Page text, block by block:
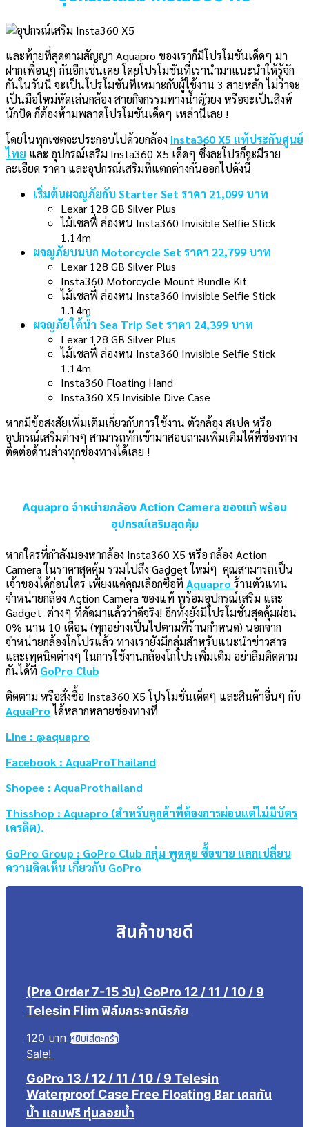
และท้ายที่สุดตามสัญญา Aquapro ของเราก็มีโปรโมชันเด็ดๆ มา
ฝากเพื่อนๆ กันอีกเช่นเคย โดยโปรโมชันที่เรานำมาแนะนำให้รู้จัก
กันในวันนี้ จะเป็นโปรโมชันที่เหมาะกับผู้ใช้งาน 3 สายหลัก ไม่ว่าจะ
เป็นมือใหม่หัดเล่นกล้อง สายกิจกรรมทางน้ำตัวยง หรือจะเป็นสิงห์
นักบิด ก็ต้องห้ามพลาดโปรโมชันเด็ดๆ เหล่านี้เลย !
โดยในทุกเซตจะประกอบไปด้วยกล้อง Insta360 X5 แท้ประกันศูนย์
ไทย และ อุปกรณ์เสริม Insta360 X5 เด็ดๆ ซึ่งละโปรก็จะมีราย
ละเอียด ราคา และอุปกรณ์เสริมที่แตกต่างกันออกไปดังนี้
เริ่มต้นผจญภัยกับ Starter Set ราคา 21,099 บาท
Lexar 128 GB Silver Plus
ไม้เซลฟี่ ล่องหน Insta360 Invisible Selfie Stick
1.14m
ผจญภัยบนบก Motorcycle Set ราคา 22,799 บาท
Lexar 128 GB Silver Plus
Insta360 Motorcycle Mount Bundle Kit
ไม้เซลฟี่ ล่องหน Insta360 Invisible Selfie Stick
1.14m
ผจญภัยใต้น้ำ Sea Trip Set ราคา 24,399 บาท
Lexar 128 GB Silver Plus
ไม้เซลฟี่ ล่องหน Insta360 Invisible Selfie Stick
1.14m
Insta360 Floating Hand
Insta360 X5 Invisible Dive Case
หากมีข้อสงสัยเพิ่มเติมเกี่ยวกับการใช้งาน ตัวกล้อง สเปค หรือ
อุปกรณ์เสริมต่างๆ สามารถทักเข้ามาสอบถามเพิ่มเติมได้ที่ช่องทาง
ติดต่อด้านล่างทุกช่องทางได้เลย !
Aquapro จำหน่ายกล้อง Action Camera ของแท้ พร้อม
อุปกรณ์เสริมสุดคุ้ม
หากใครที่กำลังมองหากล้อง Insta360 X5 หรือ กล้อง Action
Camera ในราคาสุดคุ้ม รวมไปถึง Gadget ใหม่ๆ คุณสามารถเป็น
เจ้าของได้ก่อนใคร เพียงแค่คุณเลือกซื้อที่ Aquapro ร้านตัวแทน
จำหน่ายกล้อง Action Camera ของแท้ พร้อมอุปกรณ์เสริม และ
Gadget ต่างๆ ที่คัดมาแล้วว่าดีจริง! อีกทั้งยังมีโปรโมชั่นสุดคุ้มผ่อน
0% นาน 10 เดือน (ทุกอย่างเป็นไปตามที่ร้านกำหนด) นอกจาก
จำหน่ายกล้องโกโปรแล้ว ทางเรายังมีกลุ่มสำหรับแนะนำข่าวสาร
และเทคนิคต่างๆ ในการใช้งานกล้องโกโปรเพิ่มเติม อย่าลืมติดตาม
กันได้ที่ GoPro Club
ติดตาม หรือสั่งซื้อ Insta360 X5 โปรโมชั่นเด็ดๆ และสินค้าอื่นๆ กับ
AquaProได้หลากหลายช่องทางที่
Line : @aquapro
Facebook : AquaProThailand
Shopee : AquaProthailand
Thisshop : Aquapro (สำหรับลูกค้าที่ต้องการผ่อนแต่ไม่มีบัตร
เครดิต).
GoPro Group : GoPro Club กลุ่ม พูดคุย ซื้อขาย แลกเปลี่ยน
ความคิดเห็น เกี่ยวกับ GoPro
สินค้าขายดี
(Pre Order 7-15 วัน) GoPro 12 / 11 / 10 / 9
Telesin Flim ฟิล์มกระจกนิรภัย
120 บาท หยิบใส่ตะกร้า
Sale!
GoPro 13 / 12 / 11 / 10 / 9 Telesin
Waterproof Case Free Floating Bar เคสกัน
น้ำ แถมฟรี ทุ่นลอยน้ำ